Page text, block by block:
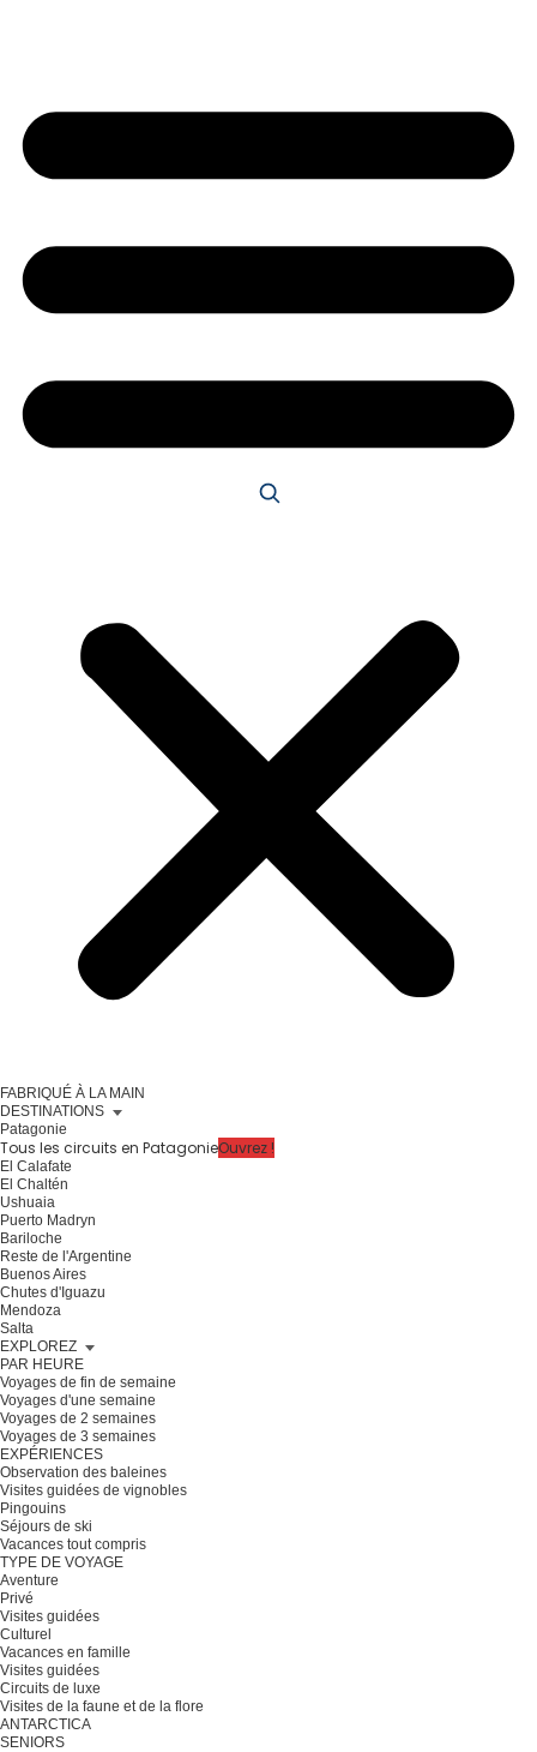
FABRIQUÉ À LA MAIN
DESTINATIONS
Patagonie
Tous les circuits en PatagonieOuvrez !
El Calafate
El Chaltén
Ushuaia
Puerto Madryn
Bariloche
Reste de l'Argentine
Buenos Aires
Chutes d'Iguazu
Mendoza
Salta
EXPLOREZ
PAR HEURE
Voyages de fin de semaine
Voyages d'une semaine
Voyages de 2 semaines
Voyages de 3 semaines
EXPÉRIENCES
Observation des baleines
Visites guidées de vignobles
Pingouins
Séjours de ski
Vacances tout compris
TYPE DE VOYAGE
Aventure
Privé
Visites guidées
Culturel
Vacances en famille
Visites guidées
Circuits de luxe
Visites de la faune et de la flore
ANTARCTICA
SENIORS